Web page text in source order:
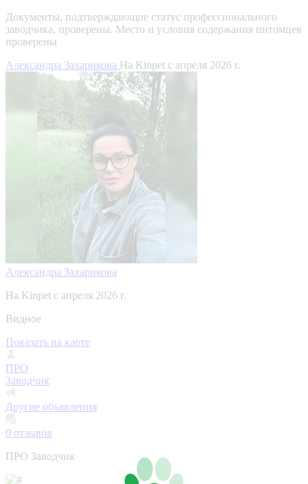
Документы, подтверждающие статус профессионального
заводчика, проверены. Место и условия содержания питомцев
проверены
Александра Захарикова На Kinpet c апреля 2026 г.
Александра Захарикова
На Kinpet c апреля 2026 г.
Видное
Показать на карте
ПРО
Заводчик
Другие объявления
0 отзывов
ПРО Заводчик